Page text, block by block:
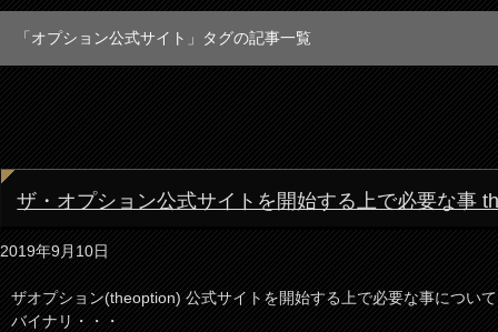
「オプション公式サイト」タグの記事一覧
ザ・オプション公式サイトを開始する上で必要な事
2019年9月10日
ザオプション(theoption) 公式サイトを開始する上で必要な事につい
バイナリ・・・